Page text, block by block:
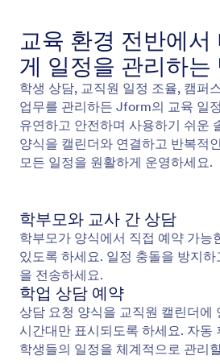
교육 환경 전반에서
게 일정을 관리하는
학생 상담, 교직원 일정 조율, 캠퍼
업무를 관리하든 Jform의 교육 일
유연하고 안전하며 사용하기 쉬운
양식을 캘린더와 연결하고 반복적
모든 일정을 원활하게 운영하세요.
학부모와 교사 간 상담
학부모가 양식에서 직접 예약 가능
있도록 하세요. 일정 충돌을 방지
을 전송하세요.
학업 상담 예약
상담 요청 양식을 교직원 캘린더에
시간대만 표시되도록 하세요. 자동
학생들의 일정을 체계적으로 관리